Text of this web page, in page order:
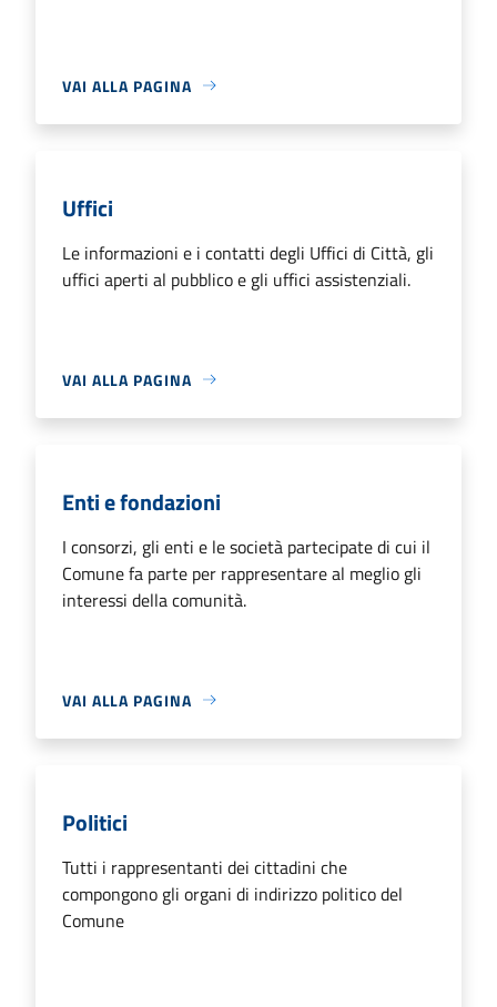
VAI ALLA PAGINA
Uffici
Le informazioni e i contatti degli Uffici di Città, gli
uffici aperti al pubblico e gli uffici assistenziali.
VAI ALLA PAGINA
Enti e fondazioni
I consorzi, gli enti e le società partecipate di cui il
Comune fa parte per rappresentare al meglio gli
interessi della comunità.
VAI ALLA PAGINA
Politici
Tutti i rappresentanti dei cittadini che
compongono gli organi di indirizzo politico del
Comune